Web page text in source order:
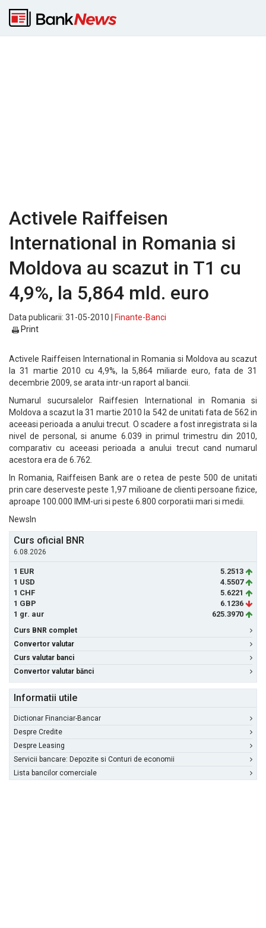
Activele Raiffeisen
International in Romania si
Moldova au scazut in T1 cu
4,9%, la 5,864 mld. euro
Data publicarii: 31-05-2010 |
Finante-Banci
Print
Activele Raiffeisen International in Romania si Moldova au scazut
la 31 martie 2010 cu 4,9%, la 5,864 miliarde euro, fata de 31
decembrie 2009, se arata intr-un raport al bancii.
Numarul sucursalelor Raiffesien International in Romania si
Moldova a scazut la 31 martie 2010 la 542 de unitati fata de 562 in
aceeasi perioada a anului trecut. O scadere a fost inregistrata si la
nivel de personal, si anume 6.039 in primul trimestru din 2010,
comparativ cu aceeasi perioada a anului trecut cand numarul
acestora era de 6.762.
In Romania, Raiffeisen Bank are o retea de peste 500 de unitati
prin care deserveste peste 1,97 milioane de clienti persoane fizice,
aproape 100.000 IMM-uri si peste 6.800 corporatii mari si medii.
NewsIn
Curs oficial BNR
6.08.2026
1 EUR
5.2513
1 USD
4.5507
1 CHF
5.6221
1 GBP
6.1236
1 gr. aur
625.3970
Curs BNR complet
Convertor valutar
Curs valutar banci
Convertor valutar bănci
Informatii utile
Dictionar Financiar-Bancar
Despre Credite
Despre Leasing
Servicii bancare: Depozite si Conturi de economii
Lista bancilor comerciale